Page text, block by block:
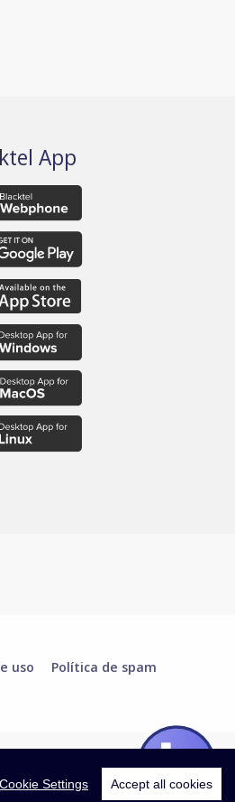
App
uso Política de spam
Cookie Settings Accept all cookies